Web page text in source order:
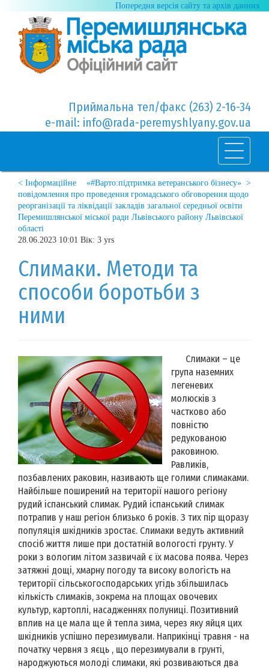
Попередня версія сайту та архів данних
Приймальна тел/факс (263) 2-16-34
e-mail: info@rada-peremyshlyany.gov.ua
«#Варто:підтримка ветеранського бізнесу» >
< Інформаційне
повідомлення про проведення громадського обговорення щодо
реорганізації та ліквідації закладів загальної середньої освіти
Перемишлянської міської ради Львівського району Львівської
області
28.06.2023 10:01 Вік: 3 yrs
Слимаки. Методи та
способи боротьби з
ними
Слимаки – це
група наземних
легеневих
молюсків з
частково або
повністю
редукованою
раковиною.
Равликів,
позбавлених раковин, називають ще голими слимаками.
Найбільше поширений на території нашого регіону
рудий іспанський слимак. Рудий іспанський слимак
потрапив у наш регіон близько 6 років. З тих пір щоразу
популяція шкідників зростає. Слимаки ведуть активний
спосіб життя лише при достатній вологості грунту. У
роки з вологим літом зазвичай є їх масова поява. Через
затяжні дощі, хмарну погоду та високу вологість на
території сільськогосподарських угідь збільшилась
кількість слимаків, зокрема на площах овочевих
культур, картоплі, насадженнях полуниці. Позитивний
вплив на це мала ще й тепла зима, через яку яйця цих
шкідників успішно перезимували. Наприкінці травня - на
початку червня з яєць , що перезимували в грунті,
народжуються молоді слимаки, які розвиваються два